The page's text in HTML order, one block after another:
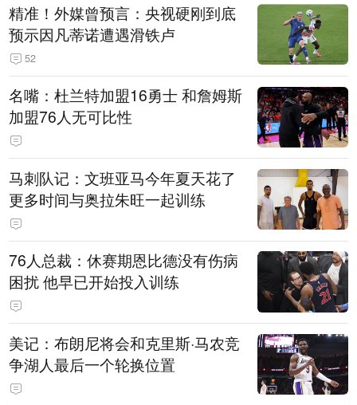
精准！外媒曾预言：央视硬刚到底
预示因凡蒂诺遭遇滑铁卢
52
名嘴：杜兰特加盟16勇士 和詹姆斯
加盟76人无可比性
马刺队记：文班亚马今年夏天花了
更多时间与奥拉朱旺一起训练
76人总裁：休赛期恩比德没有伤病
困扰 他早已开始投入训练
美记：布朗尼将会和克里斯·马农竞
争湖人最后一个轮换位置